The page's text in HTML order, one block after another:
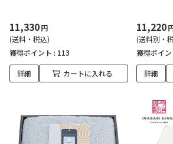
11,330円
(送料・税込)
獲得ポイント : 113
詳細 カートに入れる
11,220
(送料別・
獲得ポイン
詳細